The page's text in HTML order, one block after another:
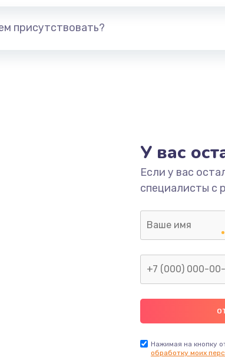
присутствовать?
У вас
Если у вас
специалисты с
Нажимая на кнопку
обработку моих